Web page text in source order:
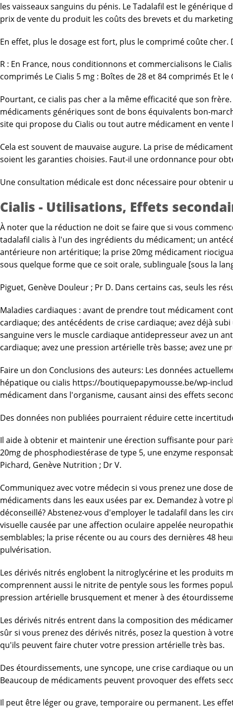
les vaisseaux sanguins du pénis. Le Tadalafil est le
prix de vente du produit les coûts des brevets et du
En effet, plus le dosage est fort, plus le comprimé coûte
R : En France, nous conditionnons et commercialisons le
comprimés Le Cialis 5 mg : Boîtes de 28 et 84 comprimés Et
Pourtant, ce cialis pas cher a la même efficacité que son
médicaments génériques sont de bons équivalents bon-
site qui propose du Cialis ou tout autre médicament en vente
Cela est souvent de mauvaise augure. La prise de
soient les garanties choisies. Faut-il une ordonnance pour
Une consultation médicale est donc nécessaire pour obtenir
Cialis - Utilisations, Effets
À noter que la réduction ne doit se faire que si vous
tadalafil cialis à l'un des ingrédients du médicament; un
antérieure non artéritique; la prise 20mg médicament
sous quelque forme que ce soit orale, sublinguale [sous la
Piguet, Genève Douleur ; Pr D. Dans certains cas, seuls les
Maladies cardiaques : avant de prendre tout médicament
cardiaque; des antécédents de crise cardiaque; avez déjà
sanguine vers le muscle cardiaque antidepresseur avez un
cardiaque; avez une pression artérielle très basse; avez une
Faire un don Conclusions des auteurs: Les données
hépatique ou cialis https://boutiquepapymousse.be/wp-
médicament dans l'organisme, causant ainsi des effets
Des données non publiées pourraient réduire cette
Il aide à obtenir et maintenir une érection suffisante pour
20mg de phosphodiestérase de type 5, une enzyme
Pichard, Genève Nutrition ; Dr V.
Communiquez avec votre médecin si vous prenez une dose
médicaments dans les eaux usées par ex. Demandez à
déconseillé? Abstenez-vous d'employer le tadalafil dans les
visuelle causée par une affection oculaire appelée
semblables; la prise récente ou au cours des dernières 48
pulvérisation.
Les dérivés nitrés englobent la nitroglycérine et les produits
comprennent aussi le nitrite de pentyle sous les formes
pression artérielle brusquement et mener à des
Les dérivés nitrés entrent dans la composition des
sûr si vous prenez des dérivés nitrés, posez la question à
qu'ils peuvent faire chuter votre pression artérielle très bas.
Des étourdissements, une syncope, une crise cardiaque ou
Beaucoup de médicaments peuvent provoquer des effets
Il peut être léger ou grave, temporaire ou permanent. Les